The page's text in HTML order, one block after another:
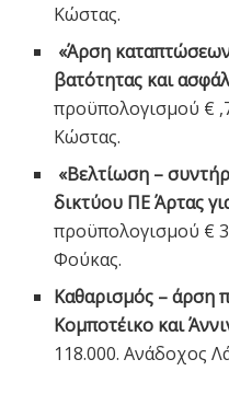
Κώστας.
«Άρση
βατότητας και
προϋπολογισμού €
Κώστας.
«Βελτίωση –
δικτύου ΠΕ Άρτας
προϋπολογισμού €
Φούκας.
Καθαρισμός – άρση
Κομποτέικο και
118.000. Ανάδοχος